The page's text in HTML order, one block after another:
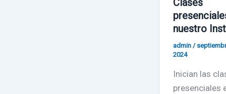
Clases
nuestro
admin /
2024
Inician las
presenciales